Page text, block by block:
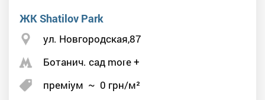
ЖК Shatilov Park
ул. Новгородская,87
Ботанич. сад more +
преміум ~ 0 грн/м²